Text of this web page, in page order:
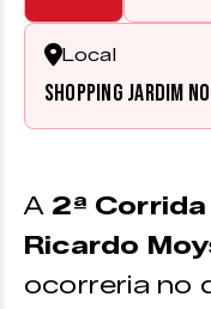
Local
Shopping Jardim
A 2ª
Ricardo
ocorreria no